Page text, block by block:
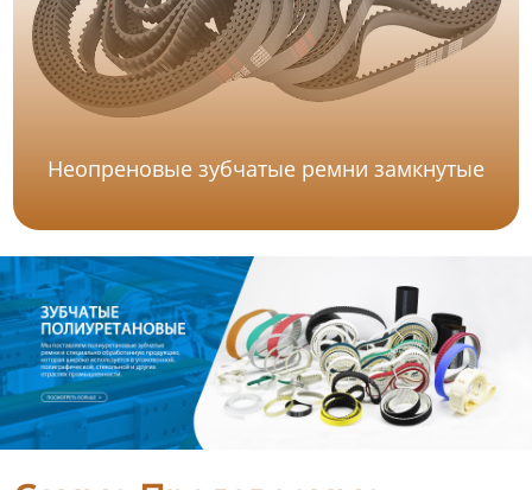
Неопреновые зубчатые ремни замкнутые